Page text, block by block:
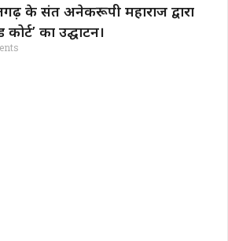
के संत अनेकरूपी महाराज द्वारा
का उद्घाटन।